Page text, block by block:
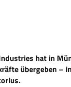
hat in
übergeben –